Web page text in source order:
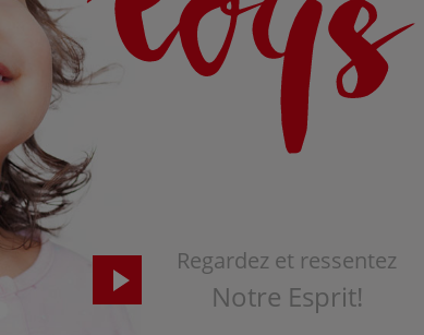
Regardez et ressentez
Notre Esprit!